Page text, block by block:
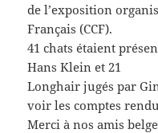
de l’exposition
Français (CCF).
41 chats étaient
Hans Klein et 21
Longhair jugés par
voir les comptes
Merci à nos amis